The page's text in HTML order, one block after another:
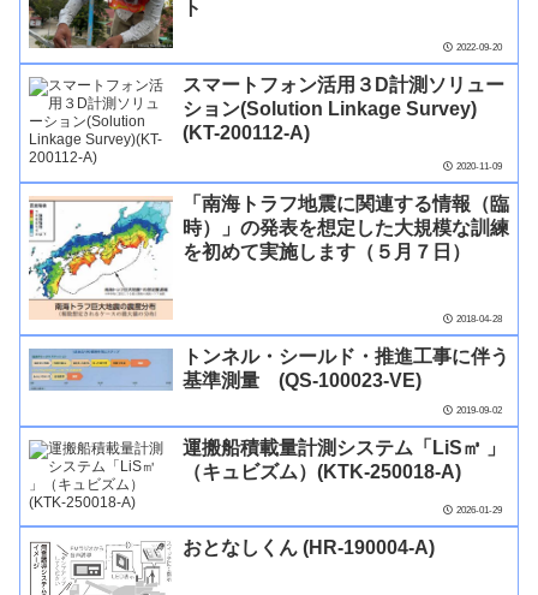
ト
2022-09-20
スマートフォン活用３D計測ソリュー
ション(Solution Linkage Survey)
(KT-200112-A)
2020-11-09
「南海トラフ地震に関連する情報（臨
時）」の発表を想定した大規模な訓練
を初めて実施します（５月７日）
2018-04-28
トンネル・シールド・推進工事に伴う
基準測量 (QS-100023-VE)
2019-09-02
運搬船積載量計測システム「LiS㎥ 」
（キュビズム）(KTK-250018-A)
2026-01-29
おとなしくん (HR-190004-A)